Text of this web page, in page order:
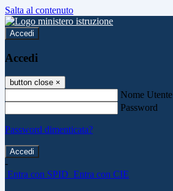
Salta al contenuto
Accedi
Accedi
button close ×
Nome Utente
Password
Password dimenticata?
-
Entra con SPID Entra con CIE